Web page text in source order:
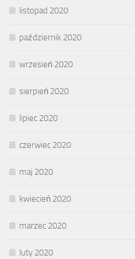
listopad 2020
październik 2020
wrzesień 2020
sierpień 2020
lipiec 2020
czerwiec 2020
maj 2020
kwiecień 2020
marzec 2020
luty 2020